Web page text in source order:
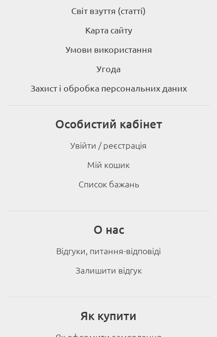
Світ взуття (статті)
Карта сайту
Умови використання
Угода
Захист і обробка персональних даних
Особистий кабінет
Увійти / реєстрація
Мій кошик
Список бажань
О нас
Відгуки, питання-відповіді
Залишити відгук
Як купити